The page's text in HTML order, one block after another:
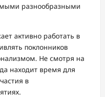
разнообразными
активно работать в
поклонников
Не смотря на
находит время для
в